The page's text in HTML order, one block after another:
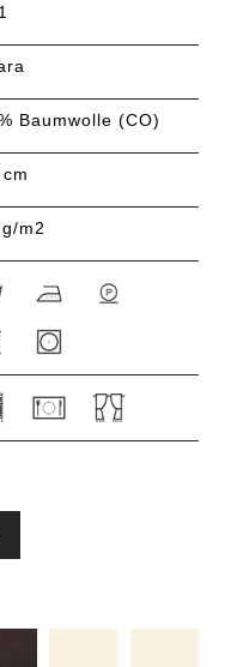
Baumwolle (CO)
m2